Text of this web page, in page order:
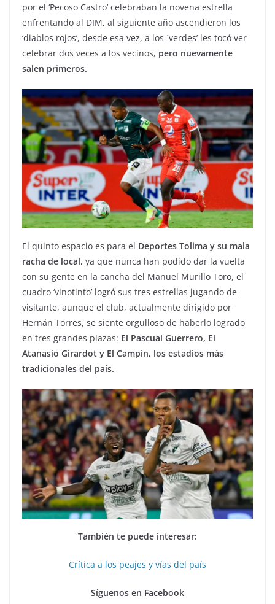
por el ‘Pecoso Castro’ celebraban la novena estrella
enfrentando al DIM, al siguiente año ascendieron los
‘diablos rojos’, desde esa vez, a los ´verdes’ les tocó ver
celebrar dos veces a los vecinos, pero nuevamente
salen primeros.
El quinto espacio es para el Deportes Tolima y su mala
racha de local, ya que nunca han podido dar la vuelta
con su gente en la cancha del Manuel Murillo Toro, el
cuadro ‘vinotinto’ logró sus tres estrellas jugando de
visitante, aunque el club, actualmente dirigido por
Hernán Torres, se siente orgulloso de haberlo logrado
en tres grandes plazas: El Pascual Guerrero, El
Atanasio Girardot y El Campín, los estadios más
tradicionales del país.
También te puede interesar:
Crítica a los peajes y vías del país
Síguenos en Facebook